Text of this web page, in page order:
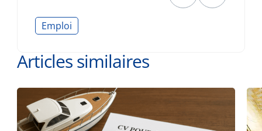
Emploi
Articles similaires